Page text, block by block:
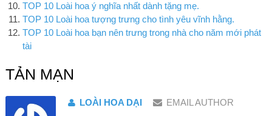
TOP 10 Loài hoa ý nghĩa nhất dành tặng mẹ.
TOP 10 Loài hoa tượng trưng cho tình yêu vĩnh hằng.
TOP 10 Loài hoa bạn nên trưng trong nhà cho năm mới phát
tài
TẢN MẠN
LOÀI HOA DẠI EMAIL AUTHOR